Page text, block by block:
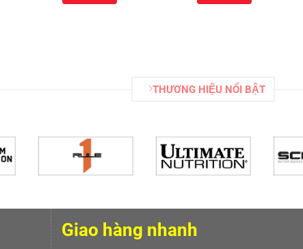
THƯƠNG HIỆU NỔI BẬT
Giao hàng nhanh